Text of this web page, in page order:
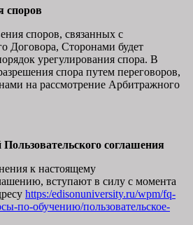
споров
споров, связанных с
Договора, Сторонами будет
урегулирования спора. В
спора путем переговоров,
на рассмотрение Арбитражного
соглашения
к настоящему
вступают в силу с момента
https:/edisonuniversity.ru/wpm/fq-
по-обучению/пользовательское-